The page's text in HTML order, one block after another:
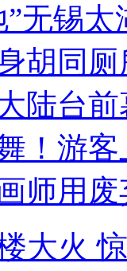
无锡
胡同
陆台
！游客
师用
大火